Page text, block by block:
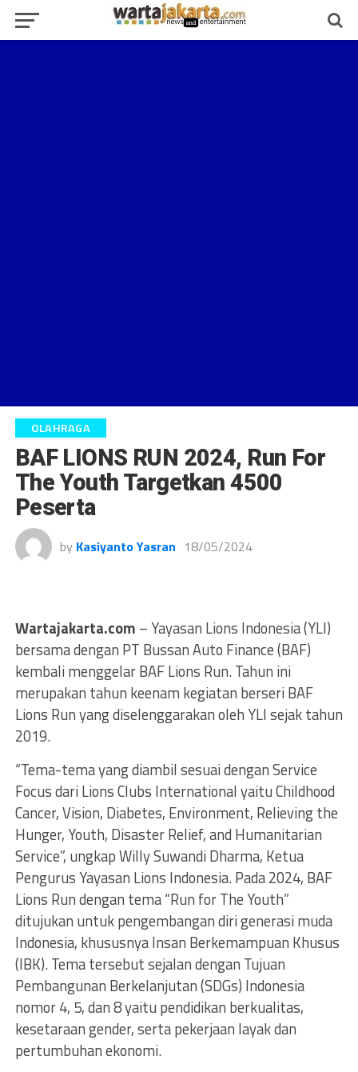
OLAHRAGA
BAF LIONS RUN 2024, Run For
The Youth Targetkan 4500
Peserta
by Kasiyanto Yasran 18/05/2024
Wartajakarta.com – Yayasan Lions Indonesia (YLI)
bersama dengan PT Bussan Auto Finance (BAF)
kembali menggelar BAF Lions Run. Tahun ini
merupakan tahun keenam kegiatan berseri BAF
Lions Run yang diselenggarakan oleh YLI sejak tahun
2019.
“Tema-tema yang diambil sesuai dengan Service
Focus dari Lions Clubs International yaitu Childhood
Cancer, Vision, Diabetes, Environment, Relieving the
Hunger, Youth, Disaster Relief, and Humanitarian
Service”, ungkap Willy Suwandi Dharma, Ketua
Pengurus Yayasan Lions Indonesia. Pada 2024, BAF
Lions Run dengan tema “Run for The Youth”
ditujukan untuk pengembangan diri generasi muda
Indonesia, khususnya Insan Berkemampuan Khusus
(IBK). Tema tersebut sejalan dengan Tujuan
Pembangunan Berkelanjutan (SDGs) Indonesia
nomor 4, 5, dan 8 yaitu pendidikan berkualitas,
kesetaraan gender, serta pekerjaan layak dan
pertumbuhan ekonomi.